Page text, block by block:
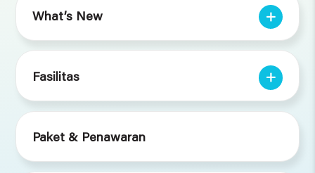
What’s New
Fasilitas
Paket & Penawaran